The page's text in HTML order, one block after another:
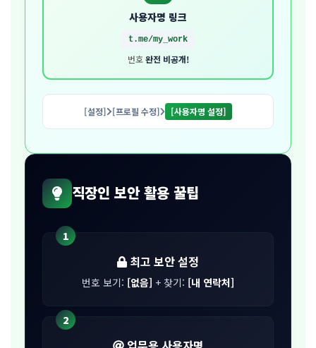
사용자명 링크
t.me/my_work
번호완전 비공개!
[설정] [프로필 수정] [사용자명 설정]
직장인 보안 활용 꿀팁
1
최고 보안 설정
번호 보기: [없음] + 찾기: [내 연락처]
2